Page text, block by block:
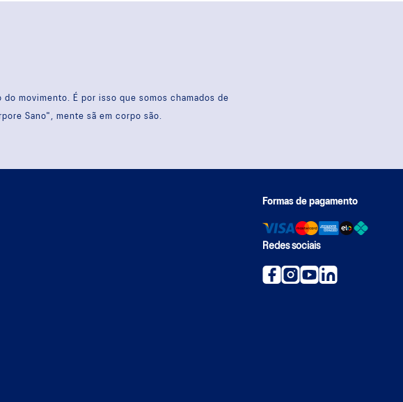
movimento. É por isso que somos chamados de
Sano", mente sã em corpo são.
Formas de pagamento
Redes sociais